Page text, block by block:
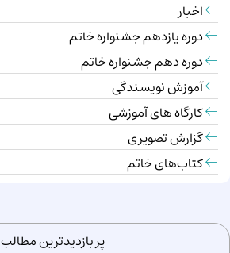
اخبار
دوره یازدهم جشنواره خاتم
دوره دهم جشنواره خاتم
آموزش نویسندگی
کارگاه های آموزشی
گزارش تصویری
کتاب‌های خاتم
پر بازدیدترین مطالب